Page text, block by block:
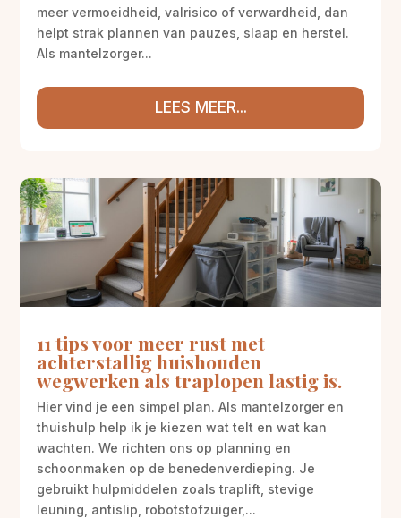
meer vermoeidheid, valrisico of verwardheid, dan
helpt strak plannen van pauzes, slaap en herstel.
Als mantelzorger...
LEES MEER...
11 tips voor meer rust met
achterstallig huishouden
wegwerken als traplopen lastig is.
Hier vind je een simpel plan. Als mantelzorger en
thuishulp help ik je kiezen wat telt en wat kan
wachten. We richten ons op planning en
schoonmaken op de benedenverdieping. Je
gebruikt hulpmiddelen zoals traplift, stevige
leuning, antislip, robotstofzuiger,...